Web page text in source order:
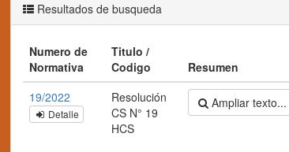
Resultados de busqueda
Numero de
Normativa
Titulo /
Codigo
Resumen
19/2022
Detalle
Resolución
CS N° 19
HCS
Ampliar texto...